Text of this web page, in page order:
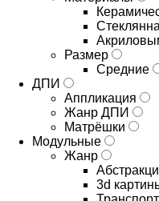
Размер
Средние
ДПИ
Аппликация
Жанр ДПИ
Матрёшки
Модульные
Жанр
3d